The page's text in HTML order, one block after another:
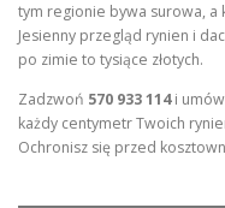
tym regionie bywa surowa, a
Jesienny przegląd rynien i
po zimie to tysiące złotych.
Zadzwoń 570 933 114i
każdy centymetr Twoich
Ochronisz się przed